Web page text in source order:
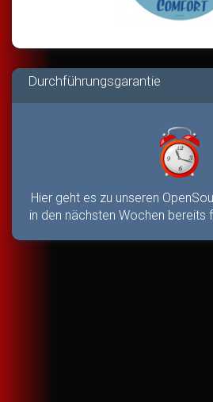
Durchführungsgarantie
Hier geht es zu unseren
in den nächsten Wochen bereits